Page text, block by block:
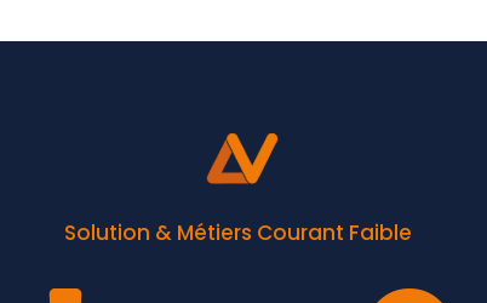
Solution & Métiers Courant Faible